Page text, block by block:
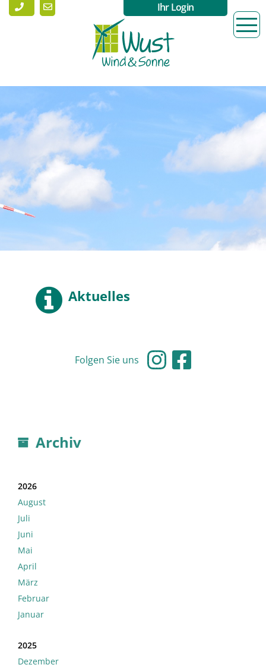
Ihr Login
Aktuelles
Folgen Sie uns
Archiv
2026
August
Juli
Juni
Mai
April
März
Februar
Januar
2025
Dezember